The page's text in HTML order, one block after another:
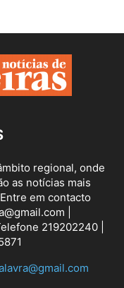
regional, onde
as notícias mais
em contacto
|
219202240 |